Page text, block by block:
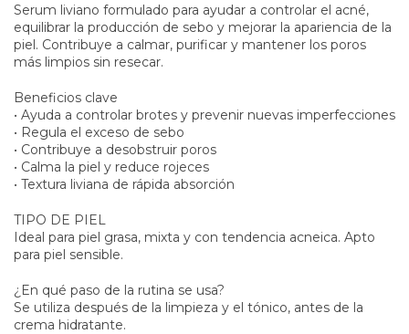
Serum liviano formulado para ayudar a controlar el acné,
equilibrar la producción de sebo y mejorar la apariencia de la
piel. Contribuye a calmar, purificar y mantener los poros
más limpios sin resecar.
Beneficios clave
• Ayuda a controlar brotes y prevenir nuevas imperfecciones
• Regula el exceso de sebo
• Contribuye a desobstruir poros
• Calma la piel y reduce rojeces
• Textura liviana de rápida absorción
TIPO DE PIEL
Ideal para piel grasa, mixta y con tendencia acneica. Apto
para piel sensible.
¿En qué paso de la rutina se usa?
Se utiliza después de la limpieza y el tónico, antes de la
crema hidratante.